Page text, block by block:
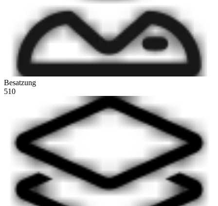
Besatzung
510